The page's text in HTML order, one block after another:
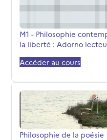
Nom du cours
M1 - Philosophie
la liberté : Adorno
Accéder au cours
Philosophie de la poésie
Nom du cours
Philosophie de la poésie